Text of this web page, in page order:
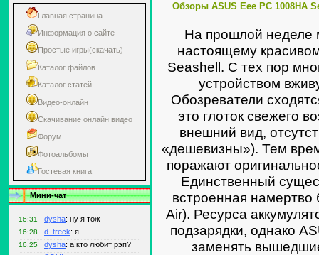
Главная страница
Информация о сайте
Простые игры(скачать)
Каталог файлов
Каталог статей
Видео-онлайн
Скачивание онлайн видео
Форум
Фотоальбомы
Гостевая книга
Мини-чат
Обзоры ASUS Eee PC 1008HA
На прошлой неделе
настоящему
Seashell. С тех пор
устройством
Обозреватели
это глоток свежего
внешний вид,
«дешевизны»). Тем
поражают
Единственный
встроенная намертво
Air). Ресурса
подзарядки, однако
заменять